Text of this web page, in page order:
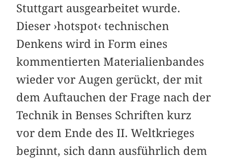
Stuttgart ausgearbeitet wurde.
Dieser ›hotspot‹ technischen
Denkens wird in Form eines
kommentierten Materialienbandes
wieder vor Augen gerückt, der mit
dem Auftauchen der Frage nach der
Technik in Benses Schriften kurz
vor dem Ende des II. Weltkrieges
beginnt, sich dann ausführlich dem